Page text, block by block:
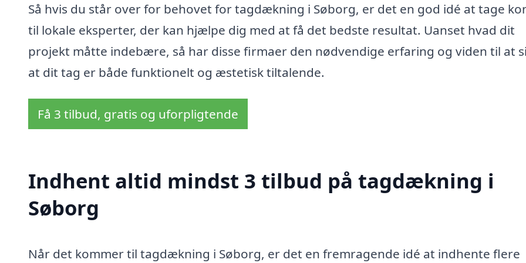
Så hvis du står over for behovet for tagdækning i Søborg, er det en god idé at tage
til lokale eksperter, der kan hjælpe dig med at få det bedste resultat. Uanset hvad dit
projekt måtte indebære, så har disse firmaer den nødvendige erfaring og viden til at
at dit tag er både funktionelt og æstetisk tiltalende.
Få 3 tilbud, gratis og uforpligtende
Indhent altid mindst 3 tilbud på tagdækning i
Søborg
Når det kommer til tagdækning i Søborg, er det en fremragende idé at indhente flere